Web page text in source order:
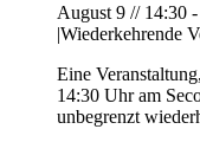
August 9 // 14:30 -
|Wiederkehrende
Eine
14:30 Uhr am
unbegrenzt